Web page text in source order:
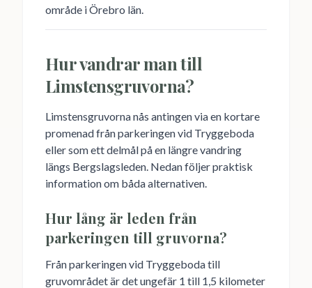
område i Örebro län.
Hur vandrar man till
Limstensgruvorna?
Limstensgruvorna nås antingen via en kortare
promenad från parkeringen vid Tryggeboda
eller som ett delmål på en längre vandring
längs Bergslagsleden. Nedan följer praktisk
information om båda alternativen.
Hur lång är leden från
parkeringen till gruvorna?
Från parkeringen vid Tryggeboda till
gruvområdet är det ungefär 1 till 1,5 kilometer